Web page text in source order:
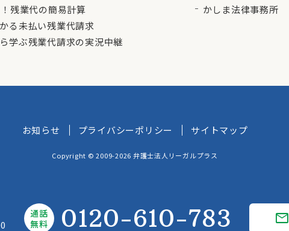
残業代の簡易計算
る未払い残業代請求
学ぶ残業代請求の実況中継
かしま法律事務所
お知らせ プライバシーポリシー サイトマップ
Copyright © 2009-2026 弁護士法人リーガルプラス
通話
無料
0120-610-783 mail